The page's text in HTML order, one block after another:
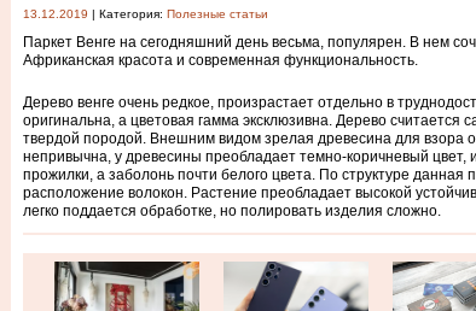
13.12.2019 | Категория: Полезные статьи
Паркет Венге на сегодняшний день весьма, популярен. В нем
Африканская красота и современная функциональность.
Дерево венге очень редкое, произрастает отдельно в
оригинальна, а цветовая гамма эксклюзивна. Дерево считается
твердой породой. Внешним видом зрелая древесина для взора
непривычна, у древесины преобладает темно-коричневый
прожилки, а заболонь почти белого цвета. По структуре данная
расположение волокон. Растение преобладает высокой
легко поддается обработке, но полировать изделия сложно.